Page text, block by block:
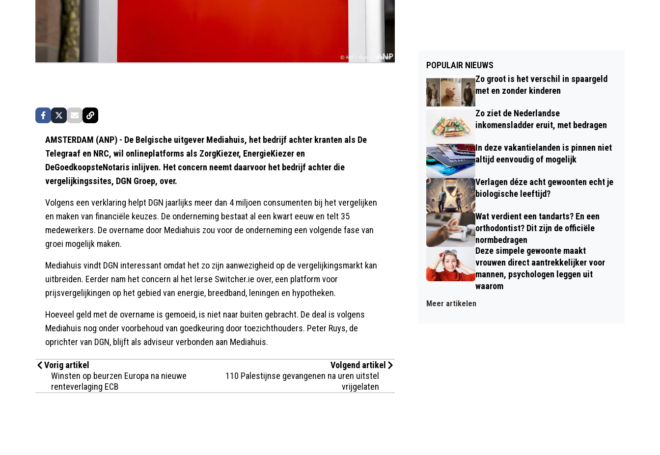
AMSTERDAM (ANP) - De Belgische uitgever Mediahuis, het bedrijf achter kranten als De
Telegraaf en NRC, wil onlineplatforms als ZorgKiezer, EnergieKiezer en
DeGoedkoopsteNotaris inlijven. Het concern neemt daarvoor het bedrijf achter die
vergelijkingssites, DGN Groep, over.
Volgens een verklaring helpt DGN jaarlijks meer dan 4 miljoen consumenten bij het vergelijken
en maken van financiële keuzes. De onderneming bestaat al een kwart eeuw en telt 35
medewerkers. De overname door Mediahuis zou voor de onderneming een volgende fase van
groei mogelijk maken.
Mediahuis vindt DGN interessant omdat het zo zijn aanwezigheid op de vergelijkingsmarkt kan
uitbreiden. Eerder nam het concern al het Ierse Switcher.ie over, een platform voor
prijsvergelijkingen op het gebied van energie, breedband, leningen en hypotheken.
Hoeveel geld met de overname is gemoeid, is niet naar buiten gebracht. De deal is volgens
Mediahuis nog onder voorbehoud van goedkeuring door toezichthouders. Peter Ruys, de
oprichter van DGN, blijft als adviseur verbonden aan Mediahuis.
Vorig artikel
Winsten op beurzen Europa na nieuwe
renteverlaging ECB
Volgend artikel
110 Palestijnse gevangenen na uren uitstel
vrijgelaten
POPULAIR NIEUWS
Zo groot is het verschil in spaargeld
met en zonder kinderen
Zo ziet de Nederlandse
inkomensladder eruit, met bedragen
In deze vakantielanden is pinnen niet
altijd eenvoudig of mogelijk
Verlagen déze acht gewoonten echt je
biologische leeftijd?
Wat verdient een tandarts? En een
orthodontist? Dit zijn de officiële
normbedragen
Deze simpele gewoonte maakt
vrouwen direct aantrekkelijker voor
mannen, psychologen leggen uit
waarom
Meer artikelen